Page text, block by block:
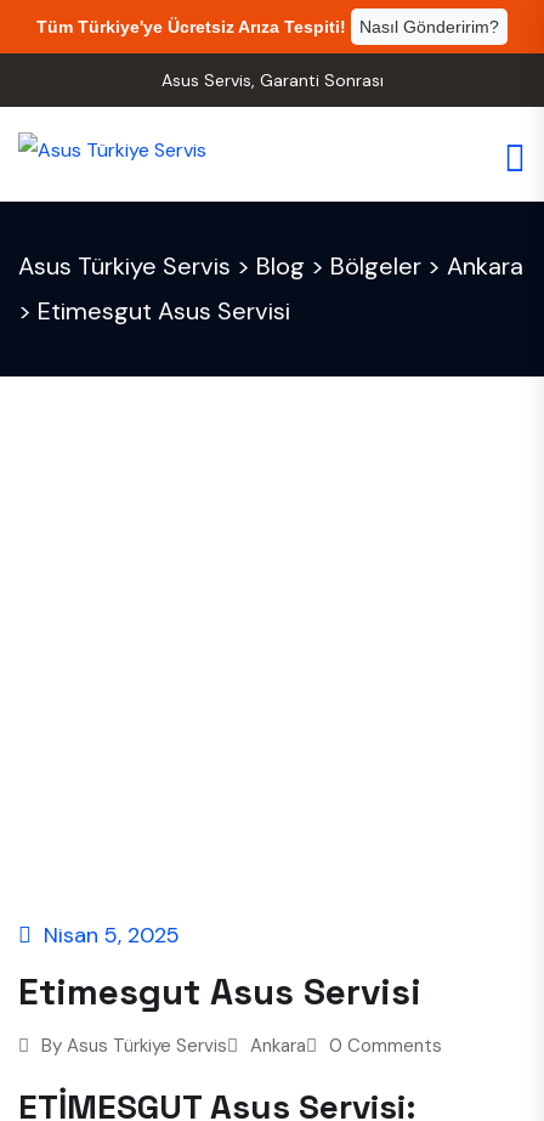
Tüm Türkiye'ye Ücretsiz Arıza Tespiti! Nasıl Gönderirim?
Asus Servis, Garanti Sonrası
Asus Türkiye Servis > Blog > Bölgeler > Ankara
> Etimesgut Asus Servisi
Nisan 5, 2025
Etimesgut Asus Servisi
By Asus Türkiye Servis Ankara 0 Comments
ETİMESGUT Asus Servisi: